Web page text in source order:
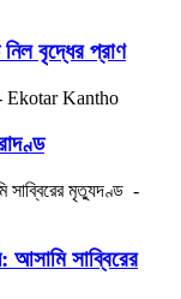
বৃদ্ধের প্রাণ
আসামি সাব্বিরের